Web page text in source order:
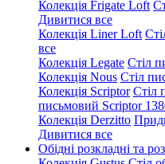
Колекція Frigate Loft
Дивитися все
Колекція Liner Loft
все
Колекція Legate Стіл
Колекція Nous Стіл
Колекція Scriptor Стіл
письмовий Scriptor
Колекція Derzitto
Дивитися все
Обідні розкладні та